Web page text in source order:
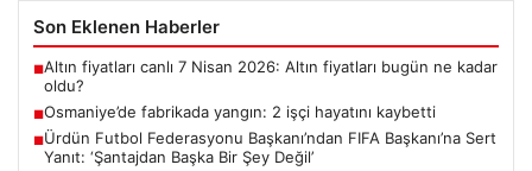
Son Eklenen Haberler
■Altın fiyatları canlı 7 Nisan 2026: Altın fiyatları bugün ne kadar
oldu?
■Osmaniye’de fabrikada yangın: 2 işçi hayatını kaybetti
■Ürdün Futbol Federasyonu Başkanı’ndan FIFA Başkanı’na Sert
Yanıt: ‘Şantajdan Başka Bir Şey Değil’